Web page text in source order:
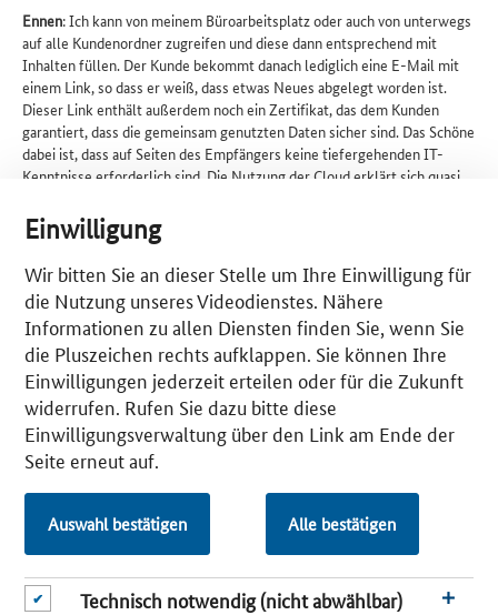
Einwilligung
Wir bitten Sie an dieser Stelle um Ihre Einwilligung für
die Nutzung unseres Videodienstes. Nähere
Informationen zu allen Diensten finden Sie, wenn Sie
die Pluszeichen rechts aufklappen. Sie können Ihre
Einwilligungen jederzeit erteilen oder für die Zukunft
widerrufen. Rufen Sie dazu bitte diese
Einwilligungsverwaltung über den Link am Ende der
Seite erneut auf.
Auswahl bestätigen Alle bestätigen
Technisch notwendig (nicht abwählbar)
Ennen: Ich kann von meinem Büroarbeitsplatz oder auch von unterwegs
auf alle Kundenordner zugreifen und diese dann entsprechend mit
Inhalten füllen. Der Kunde bekommt danach lediglich eine E-Mail mit
einem Link, so dass er weiß, dass etwas Neues abgelegt worden ist.
Dieser Link enthält außerdem noch ein Zertifikat, das dem Kunden
garantiert, dass die gemeinsam genutzten Daten sicher sind. Das Schöne
dabei ist, dass auf Seiten des Empfängers keine tiefergehenden IT-
Kenntnisse erforderlich sind. Die Nutzung der Cloud erklärt sich quasi
Inwieweit war „IT-Sicherheit“ bei der Cloud-Einführung Thema für Sie?
Ennen: Damit habe ich mich im Vorfeld intensiv auseinandergesetzt.
Meine Kunden vertrauen mir schließlich ihr Know-how an, und ich bin
ihnen gegenüber zur Geheimhaltung verpflichtet. Deshalb ist es für
meine Firma besonders wichtig, dass die Daten nicht nach außen
dringen. Für mich war bei der Auswahl des Cloud-Anbieters
entscheidend, dass sich das Rechenzentrum, auf dem die Daten liegen,
in Deutschland befindet und die Daten Deutschland auf keinen Fall
verlassen.
Die Standortwahl des Cloud-Anbieters war demnach ein elementares
Ennen: Absolut. Für mich war es enorm wichtig, dass die Rechte der
Daten auf jeden Fall beim Ersteller bzw. beim Kunden bleiben. Die
Recherche nach dem passenden Cloud-Anbieter war dementsprechend
umfangreich.